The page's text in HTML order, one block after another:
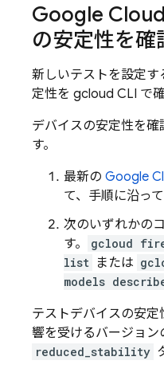
Google
の安定性を確
新しいテストを設定
定性を gcloud CLI で確
デバイスの安定性を
す。
最新の Google
て、手順に沿っ
次のいずれかの
す。
gcloud
list または
models describe
テストデバイスの安
響を受けるバージョン
reduced_stability